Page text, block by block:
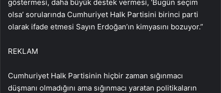
göstermesi, daha büyük destek vermesi, ‘Bugün seçim
olsa’ sorularında Cumhuriyet Halk Partisini birinci parti
olarak ifade etmesi Sayın Erdoğan’ın kimyasını bozuyor.”
REKLAM
Cumhuriyet Halk Partisinin hiçbir zaman sığınmacı
düşmanı olmadığını ama sığınmacı yaratan politikaların